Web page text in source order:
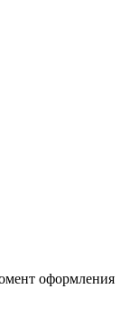
оформления